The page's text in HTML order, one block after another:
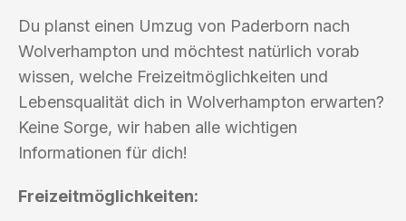
Du planst einen Umzug von Paderborn nach
Wolverhampton und möchtest natürlich vorab
wissen, welche Freizeitmöglichkeiten und
Lebensqualität dich in Wolverhampton erwarten?
Keine Sorge, wir haben alle wichtigen
Informationen für dich!
Freizeitmöglichkeiten: